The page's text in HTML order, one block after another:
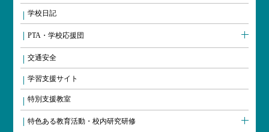
学校日記
PTA・学校応援団
交通安全
学習支援サイト
特別支援教室
特色ある教育活動・校内研究研修